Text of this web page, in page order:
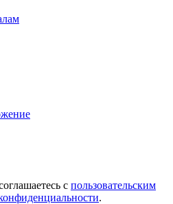
с пользовательским
.